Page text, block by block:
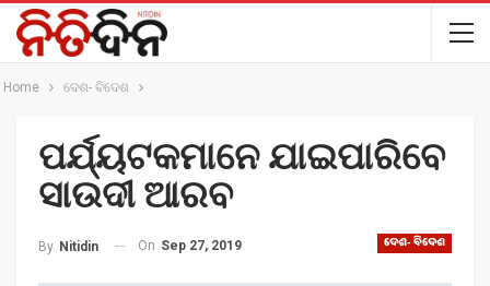
Home ଦେଶ- ବିଦେଶ
ପର୍ଯ୍ୟଟକମାନେ ଯାଇପାରିବେ
ସାଉଦୀ ଆରବ
ଦେଶ- ବିଦେଶ
By Nitidin On Sep 27, 2019